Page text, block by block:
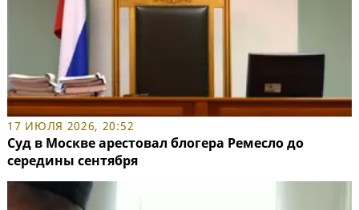
17 ИЮЛЯ 2026, 20:52
Суд в Москве арестовал блогера Ремесло до
середины сентября